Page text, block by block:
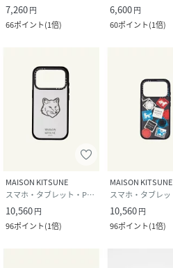
7,260円
66ポイント(1倍)
6,600円
60ポイント(1倍)
MAISON KITSUNE
スマホ・タブレット・PCケース/カバー
10,560円
96ポイント(1倍)
MAISON KITSUNE
10,560円
96ポイント(1倍)